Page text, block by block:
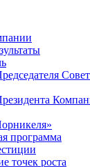
программа
точек роста